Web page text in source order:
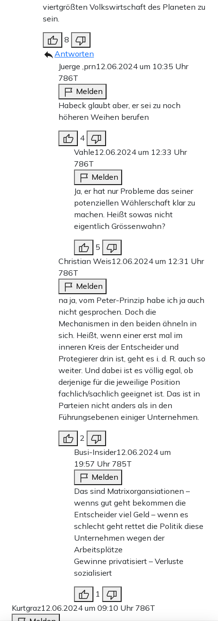
viertgrößten Volkswirtschaft des Planeten zu
sein.
8
Antworten
Juerge ,prn12.06.2024 um 10:35 Uhr
786T
Melden
Habeck glaubt aber, er sei zu noch
höheren Weihen berufen
4
Vahle12.06.2024 um 12:33 Uhr
786T
Melden
Ja, er hat nur Probleme das seiner
potenziellen Wählerschaft klar zu
machen. Heißt sowas nicht
eigentlich Grössenwahn?
5
Christian Weis12.06.2024 um 12:31 Uhr
786T
Melden
na ja, vom Peter-Prinzip habe ich ja auch
nicht gesprochen. Doch die
Mechanismen in den beiden ähneln in
sich. Heißt, wenn einer erst mal im
inneren Kreis der Entscheider und
Protegierer drin ist, geht es i. d. R. auch so
weiter. Und dabei ist es völlig egal, ob
derjenige für die jeweilige Position
fachlich/sachlich geeignet ist. Das ist in
Parteien nicht anders als in den
Führungsebenen einiger Unternehmen.
2
Busi-Insider12.06.2024 um
19:57 Uhr 785T
Melden
Das sind Matrixorgansiationen –
wenns gut geht bekommen die
Entscheider viel Geld – wenn es
schlecht geht rettet die Politik diese
Unternehmen wegen der
Arbeitsplätze
Gewinne privatisiert – Verluste
sozialisiert
1
Kurtgraz12.06.2024 um 09:10 Uhr 786T